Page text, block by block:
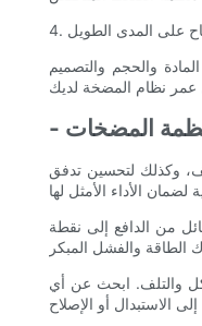
والحجم والتصميم
أنظمة المضخات
وكذلك لتحسين تدفق
من الدافع إلى نقطة
والتلف. ابحث عن أي